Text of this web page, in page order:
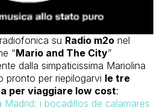
su Radio m2o nel
“Mario and The City”
dalla simpaticissima Mariolina
pronto per riepilogarvi le tre
per viaggiare low cost:
i bocadillos de calamares